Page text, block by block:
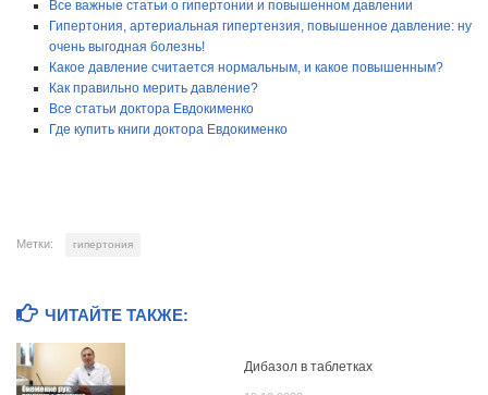
Все важные статьи о гипертонии и повышенном давлении
Гипертония, артериальная гипертензия, повышенное давление: ну
очень выгодная болезнь!
Какое давление считается нормальным, и какое повышенным?
Как правильно мерить давление?
Все статьи доктора Евдокименко
Где купить книги доктора Евдокименко
Метки: гипертония
ЧИТАЙТЕ ТАКЖЕ:
Дибазол в таблетках